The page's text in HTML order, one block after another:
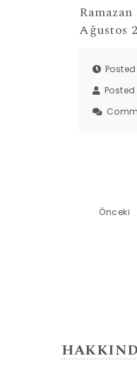
Ağustos
Posted
Önceki